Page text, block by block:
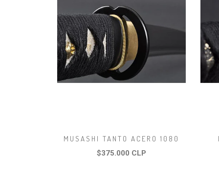
MUSASHI TANTO ACERO 1080
$375.000 CLP